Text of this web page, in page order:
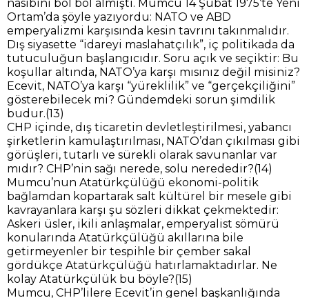
nasibini bol bol almıştı. Mumcu 14 Şubat 1975’te Yeni
Ortam’da şöyle yazıyordu: NATO ve ABD
emperyalizmi karşısında kesin tavrını takınmalıdır.
Dış siyasette “idareyi maslahatçılık”, iç politikada da
tutuculuğun başlangıcıdır. Soru açık ve seçiktir: Bu
koşullar altında, NATO’ya karşı mısınız değil misiniz?
Ecevit, NATO’ya karşı “yüreklilik” ve “gerçekçiliğini”
gösterebilecek mi? Gündemdeki sorun şimdilik
budur.(13)
CHP içinde, dış ticaretin devletleştirilmesi, yabancı
şirketlerin kamulaştırılması, NATO’dan çıkılması gibi
görüşleri, tutarlı ve sürekli olarak savunanlar var
mıdır? CHP’nin sağı nerede, solu nerededir?(14)
Mumcu’nun Atatürkçülüğü ekonomi-politik
bağlamdan kopartarak salt kültürel bir mesele gibi
kavrayanlara karşı şu sözleri dikkat çekmektedir:
Askeri üsler, ikili anlaşmalar, emperyalist sömürü
konularında Atatürkçülüğü akıllarına bile
getirmeyenler bir tespihle bir çember sakal
gördükçe Atatürkçülüğü hatırlamaktadırlar. Ne
kolay Atatürkçülük bu böyle?(15)
Mumcu, CHP’lilere Ecevit’in genel başkanlığında